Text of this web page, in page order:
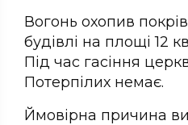
Вогонь охопив
будівлі на площі 12
Під час гасіння
Потерпілих немає.
Ймовірна причина